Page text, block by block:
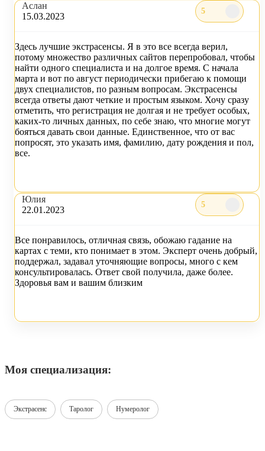
Аслан
15.03.2023
5
Здесь лучшие экстрасенсы. Я в это все всегда верил,
потому множество различных сайтов перепробовал, чтобы
найти одного специалиста и на долгое время. С начала
марта и вот по август периодически прибегаю к помощи
двух специалистов, по разным вопросам. Экстрасенсы
всегда ответы дают четкие и простым языком. Хочу сразу
отметить, что регистрация не долгая и не требует особых,
каких-то личных данных, по себе знаю, что многие могут
бояться давать свои данные. Единственное, что от вас
попросят, это указать имя, фамилию, дату рождения и пол,
все.
Юлия
22.01.2023
5
Все понравилось, отличная связь, обожаю гадание на
картах с теми, кто понимает в этом. Эксперт очень добрый,
поддержал, задавал уточняющие вопросы, много с кем
консультировалась. Ответ свой получила, даже более.
Здоровья вам и вашим близким
Моя специализация:
Экстрасенс Таролог Нумеролог